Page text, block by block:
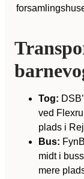
Tog:
ved
plads i
Bus:
midt i
mere